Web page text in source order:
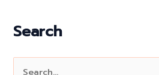
Search